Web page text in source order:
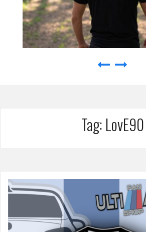
Tag: LovE90